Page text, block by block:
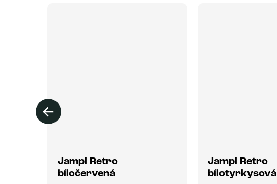
Jampi Retro
bíločervená
Jampi Retro
bílotyrkysová